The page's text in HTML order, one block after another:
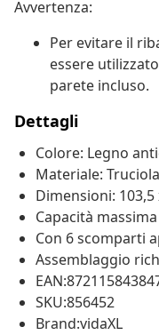
Avvertenza:
Per evitare il
essere
parete incluso.
Dettagli
Colore: Legno
Materiale:
Dimensioni: 103,5
Capacità
Con 6 scomparti
Assemblaggio
SKU:856452
Brand:vidaXL